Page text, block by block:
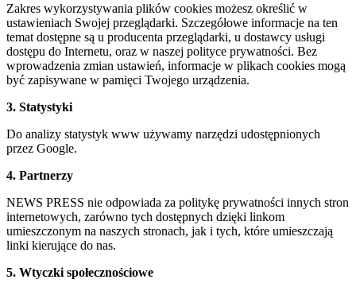
Zakres wykorzystywania plików cookies możesz określić w
ustawieniach Swojej przeglądarki. Szczegółowe informacje na ten
temat dostępne są u producenta przeglądarki, u dostawcy usługi
dostępu do Internetu, oraz w naszej polityce prywatności. Bez
wprowadzenia zmian ustawień, informacje w plikach cookies mogą
być zapisywane w pamięci Twojego urządzenia.
3. Statystyki
Do analizy statystyk www używamy narzędzi udostępnionych
przez Google.
4. Partnerzy
NEWS PRESS nie odpowiada za politykę prywatności innych stron
internetowych, zarówno tych dostępnych dzięki linkom
umieszczonym na naszych stronach, jak i tych, które umieszczają
linki kierujące do nas.
5. Wtyczki społecznościowe